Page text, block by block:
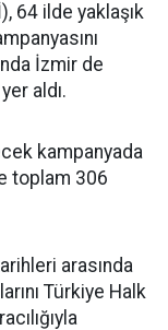
64 ilde yaklaşık
İzmir de
aldı.
kampanyada
toplam 306
arasında
Türkiye Halk